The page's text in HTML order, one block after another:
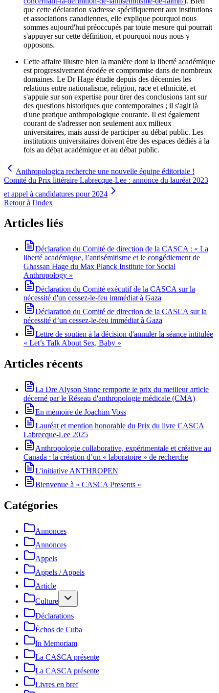
que cette déclaration s'adresse spécifiquement aux institutions
et associations canadiennes, elle explique pourquoi nous
sommes aujourd'hui préoccupés par toute mesure qui pourrait
s'appuyer sur cette définition, et pourquoi nous nous y
opposons.
Cette affaire illustre bien la manière dont la liberté académique
est progressivement érodée et compromise dans de nombreux
domaines. Le Dr Hage étudie depuis des décennies les
relations entre nationalisme, religion, race et ethnicité, et
s'appuie sur son expertise pour tirer des conclusions tant sur
des questions historiques que contemporaines ; il s'agit là
d'une pratique anthropologique courante. Il est également
courant de s'adresser non seulement aux milieux
universitaires, mais aussi de participer au débat public. Les
institutions universitaires doivent être des espaces dédiés à la
fois au débat académique et au débat public.
Anthropologica recherche une nouvelle équipe éditoriale !
Comité du Prix littéraire Labrecque-Lee : annonce du lauréat 2023
et appel à candidatures pour 2024
Retour à l'index
Articles liés
Déclaration du Comité de direction de la CASCA : « La
liberté académique, l’antisémitisme et le congédiement de
Ghassan Hage du Max Planck Institute for Social
Anthropology »
Déclaration du Comité exécutif de la CASCA sur la
nécessité d'un cessez-le-feu immédiat à Gaza
Déclaration du Comité de direction de la CASCA sur la
nécessité d’un cessez-le-feu immédiat à Gaza
Lettre de soutien à la décision d'annuler la séance intitulée
« Let’s Talk About Sex, Baby »
Articles récents
La Dre Alyson Stone remporte le prix du meilleur article
décerné par le Réseau d'anthropologie médicale (CMA)
En mémoire de Joachim Voss
Lauréat et mention honorable du Prix du livre CASCA
Labrecque-Lee 2025
Anthropologie collaborative, expérimentale et créative au
Canada : la création d’un « laboratoire » de recherche
L'initiative ANTHROPEN
Bienvenue à « CASCA Presents »
Catégories
Annonces
Annonces
Appels
Appels / Appels
Article
Culture
Déclarations
Échos de Cuba
In Memoriam
La CASCA présente
La CASCA présente
Livres en bref